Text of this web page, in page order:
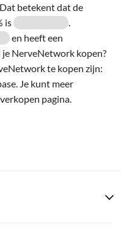
betekent dat de
is
.
en heeft een
je NerveNetwork kopen?
te kopen zijn:
Je kunt meer
pagina.